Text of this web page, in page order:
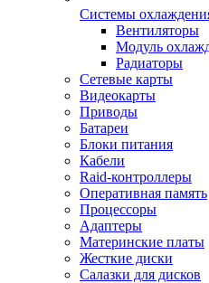
Системы
Вентиляторы
Модуль
Радиаторы
Сетевые карты
Видеокарты
Приводы
Батареи
Блоки питания
Кабели
Raid-контроллеры
Оперативная память
Процессоры
Адаптеры
Материнские платы
Жесткие диски
Салазки для дисков